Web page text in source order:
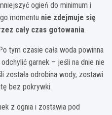
ogień do minimum i
momentu nie zdejmuje się
cały czas gotowania.
tym czasie cała woda powinna
garnek – jeśli na dnie nie
została odrobina wody, zostawi
bez pokrywki.
z ognia i zostawia pod